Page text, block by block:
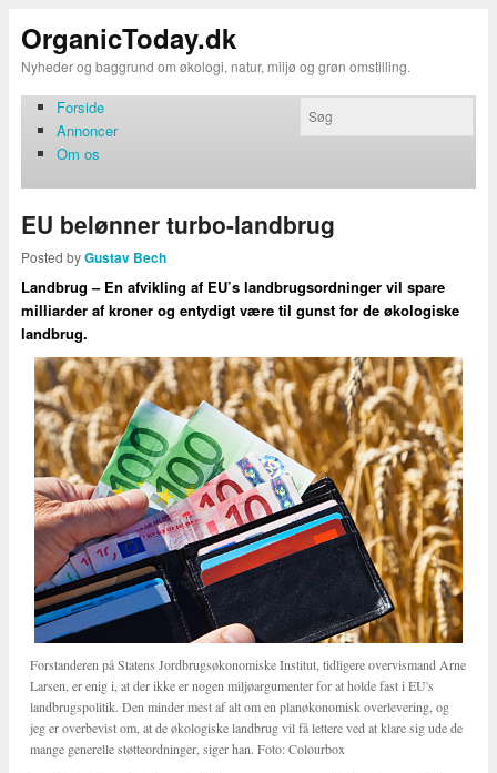
OrganicToday.dk
Nyheder og baggrund om økologi, natur, miljø og grøn omstilling.
Forside
Annoncer
Om os
EU belønner turbo-landbrug
Posted byGustav Bech
Landbrug – En afvikling af EU’s landbrugsordninger vil spare
milliarder af kroner og entydigt være til gunst for de økologiske
landbrug.
Forstanderen på Statens Jordbrugsøkonomiske Institut, tidligere overvismand Arne
Larsen, er enig i, at der ikke er nogen miljøargumenter for at holde fast i EU's
landbrugspolitik. Den minder mest af alt om en planøkonomisk overlevering, og
jeg er overbevist om, at de økologiske landbrug vil få lettere ved at klare sig ude de
mange generelle støtteordninger, siger han. Foto: Colourbox